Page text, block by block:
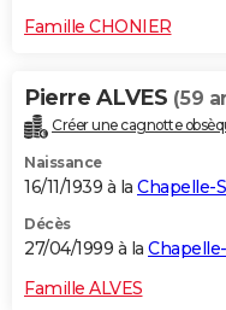
Famille CHONIER
Pierre ALVES (59
Créer une cagnotte
Naissance
16/11/1939 à la Chapelle-
Décès
27/04/1999 à la
Famille ALVES